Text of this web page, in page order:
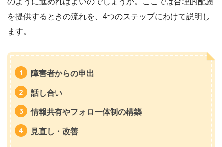
のように進めればよいのでしょうか。ここでは合理的配慮
を提供するときの流れを、4つのステップにわけて説明し
ます。
障害者からの申出
話し合い
情報共有やフォロー体制の構築
見直し・改善